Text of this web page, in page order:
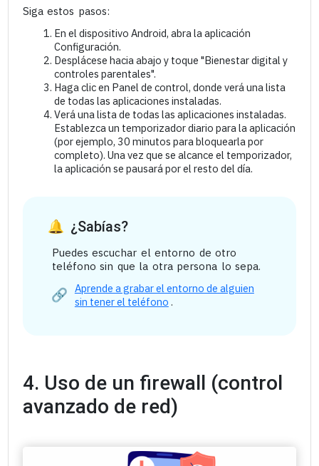
Siga estos pasos:
En el dispositivo Android, abra la aplicación
Configuración.
Desplácese hacia abajo y toque "Bienestar digital y
controles parentales".
Haga clic en Panel de control, donde verá una lista
de todas las aplicaciones instaladas.
Verá una lista de todas las aplicaciones instaladas.
Establezca un temporizador diario para la aplicación
(por ejemplo, 30 minutos para bloquearla por
completo). Una vez que se alcance el temporizador,
la aplicación se pausará por el resto del día.
¿Sabías?
Puedes escuchar el entorno de otro
teléfono sin que la otra persona lo sepa.
Aprende a grabar el entorno de alguien
sin tener el teléfono .
4. Uso de un firewall (control
avanzado de red)